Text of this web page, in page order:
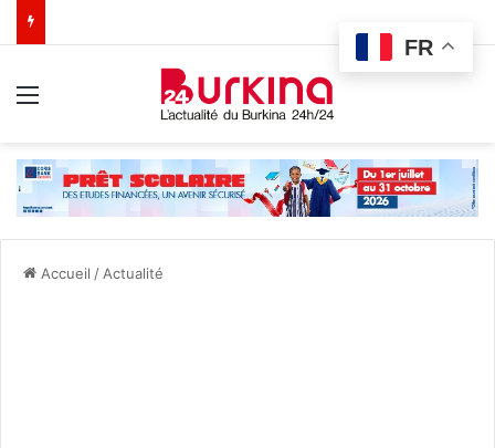
Accueil / Actualité
FR